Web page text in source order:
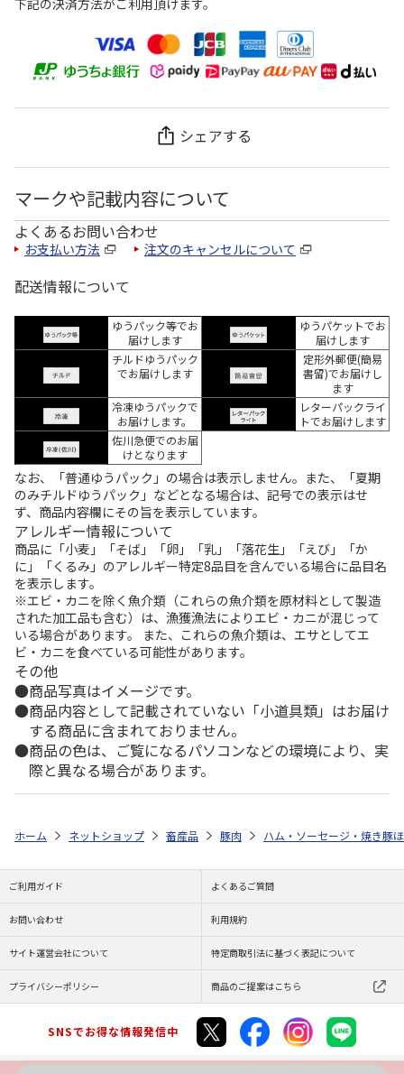
シェアする
マークや記載内容について
よくあるお問い合わせ
お支払い方法 注文のキャンセルについて
配送情報について
ゆうパック等でお
届けします
ゆうパケットでお
届けします
チルドゆうパック
でお届けします
定形外郵便(簡易
書留)でお届けし
ます
冷凍ゆうパックで
お届けします。
レターパックライ
トでお届けします
佐川急便でのお届
けとなります
なお、「普通ゆうパック」の場合は表示しません。また、「夏期
のみチルドゆうパック」などとなる場合は、記号での表示はせ
ず、商品内容欄にその旨を表示しています。
アレルギー情報について
商品に「小麦」「そば」「卵」「乳」「落花生」「えび」「か
に」「くるみ」のアレルギー特定8品目を含んでいる場合に品目名
を表示します。
※エビ・カニを除く魚介類（これらの魚介類を原材料として製造
された加工品も含む）は、漁獲漁法によりエビ・カニが混じって
いる場合があります。 また、これらの魚介類は、エサとしてエ
ビ・カニを食べている可能性があります。
その他
商品写真はイメージです。
商品内容として記載されていない「小道具類」はお届け
する商品に含まれておりません。
商品の色は、ご覧になるパソコンなどの環境により、実
際と異なる場合があります。
ホーム ネットショップ 畜産品 豚肉 ハム・ソーセージ・焼き豚
ご利用ガイド よくあるご質問
お問い合わせ 利用規約
サイト運営会社について 特定商取引法に基づく表記について
プライバシーポリシー 商品のご提案はこちら
SNSでお得な情報発信中